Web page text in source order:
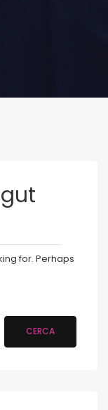
for. Perhaps
CERCA